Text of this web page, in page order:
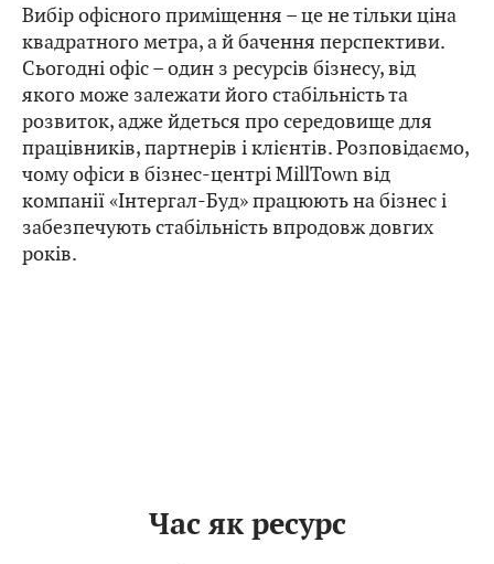
Вибір офісного приміщення – це не тільки ціна
квадратного метра, а й бачення перспективи.
Сьогодні офіс – один з ресурсів бізнесу, від
якого може залежати його стабільність та
розвиток, адже йдеться про середовище для
працівників, партнерів і клієнтів. Розповідаємо,
чому офіси в бізнес-центрі MillTown від
компанії «Інтергал-Буд» працюють на бізнес і
забезпечують стабільність впродовж довгих
років.
Час як ресурс